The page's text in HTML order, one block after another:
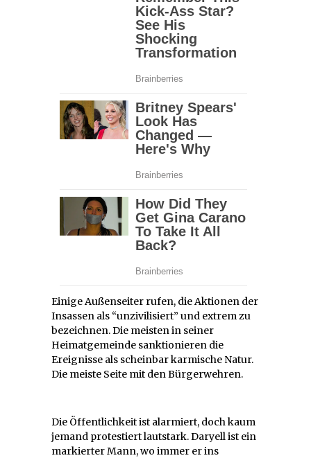
Einige Außenseiter rufen, die Aktionen der
Insassen als “unzivilisiert” und extrem zu
bezeichnen. Die meisten in seiner
Heimatgemeinde sanktionieren die
Ereignisse als scheinbar karmische Natur.
Die meiste Seite mit den Bürgerwehren.
Die Öffentlichkeit ist alarmiert, doch kaum
jemand protestiert lautstark. Daryell ist ein
markierter Mann, wo immer er ins